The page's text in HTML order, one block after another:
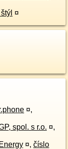
¤
¤,
spol. s r.o. ¤,
¤, číslo